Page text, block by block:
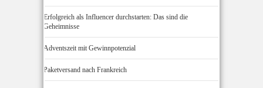
Erfolgreich als Influencer durchstarten: Das sind die
Geheimnisse
Adventszeit mit Gewinnpotenzial
Paketversand nach Frankreich